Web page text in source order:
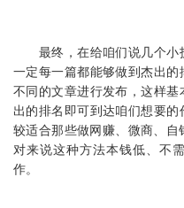
最终，在给咱们说几个小
一定每一篇都能够做到杰出
不同的文章进行发布，这样
出的排名即可到达咱们想要
较适合那些做网赚、微商、
对来说这种方法本钱低、不
作。